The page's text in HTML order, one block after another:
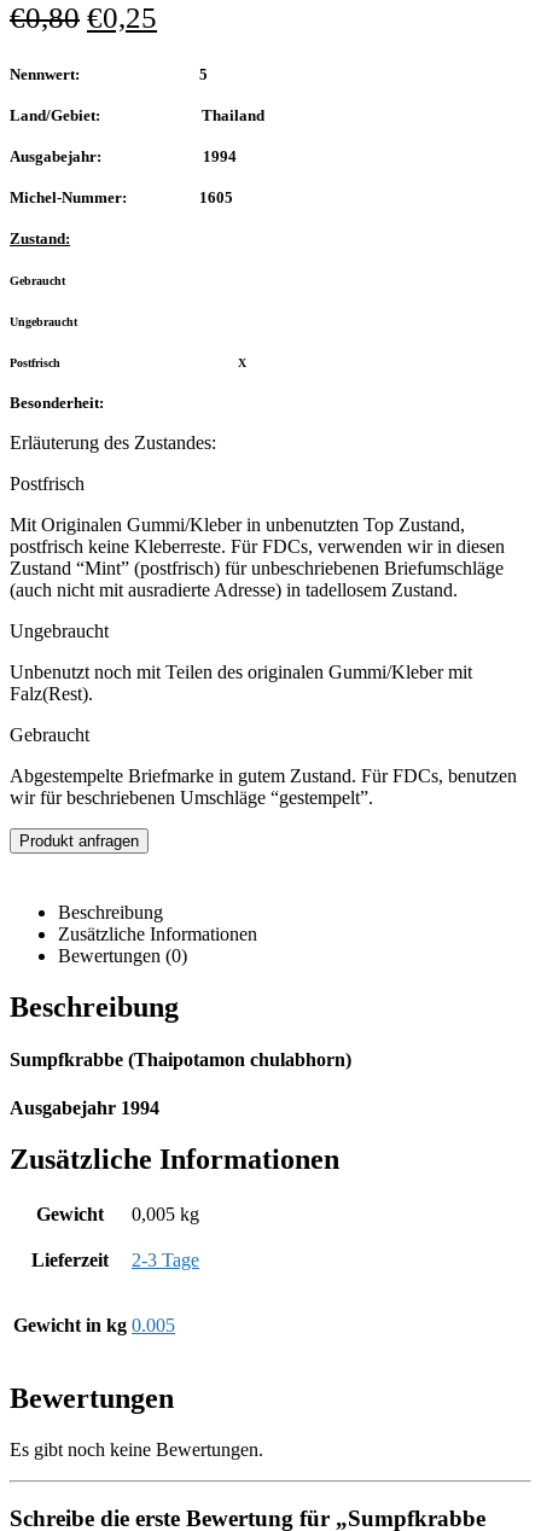
€0,80 €0,25
Nennwert: 5
Land/Gebiet: Thailand
Ausgabejahr: 1994
Michel-Nummer: 1605
Zustand:
Gebraucht
Ungebraucht
Postfrisch X
Besonderheit:
Erläuterung des Zustandes:
Postfrisch
Mit Originalen Gummi/Kleber in unbenutzten Top Zustand,
postfrisch keine Kleberreste. Für FDCs, verwenden wir in diesen
Zustand “Mint” (postfrisch) für unbeschriebenen Briefumschläge
(auch nicht mit ausradierte Adresse) in tadellosem Zustand.
Ungebraucht
Unbenutzt noch mit Teilen des originalen Gummi/Kleber mit
Falz(Rest).
Gebraucht
Abgestempelte Briefmarke in gutem Zustand. Für FDCs, benutzen
wir für beschriebenen Umschläge “gestempelt”.
Produkt anfragen
Beschreibung
Zusätzliche Informationen
Bewertungen (0)
Beschreibung
Sumpfkrabbe (Thaipotamon chulabhorn)
Ausgabejahr 1994
Zusätzliche Informationen
Gewicht 0,005 kg
Lieferzeit 2-3 Tage
Gewicht in kg 0.005
Bewertungen
Es gibt noch keine Bewertungen.
Schreibe die erste Bewertung für „Sumpfkrabbe